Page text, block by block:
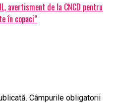
avertisment de la CNCD pentru
în copaci”
Câmpurile obligatorii